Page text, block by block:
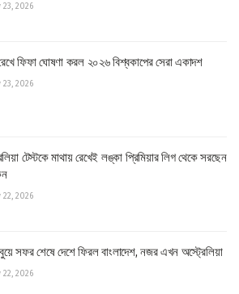
23, 2026
ফিফা ঘোষণা করল ২০২৬ বিশ্বকাপের সেরা একাদশ
23, 2026
টেস্টকে মাথায় রেখেই লঙ্কা প্রিমিয়ার লিগ থেকে সরছেন
22, 2026
সফর শেষে দেশে ফিরল বাংলাদেশ, নজর এখন অস্ট্রেলিয়া
22, 2026